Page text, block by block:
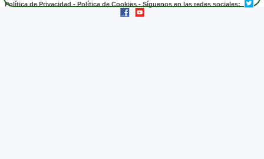
Política de Privacidad - Política de Cookies - Síguenos en las redes sociales: